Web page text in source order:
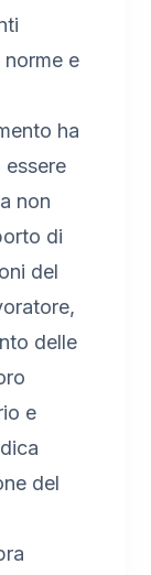
e
ha
non
di
del
delle
e
del